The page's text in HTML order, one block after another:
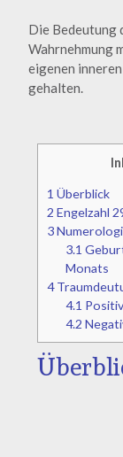
Die Bedeutung
Wahrnehmung
eigenen
gehalten.
1 Überblick
2 Engelzahl
3
3.1
Monats
4
4.1
4.2